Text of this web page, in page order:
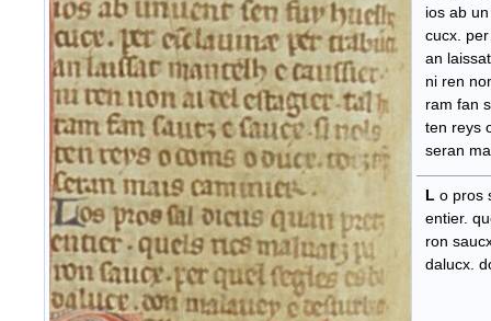
ios ab
cucx.
an
ni ren
ram fan
ten reys
seran
L o pros
entier.
ron
dalucx.